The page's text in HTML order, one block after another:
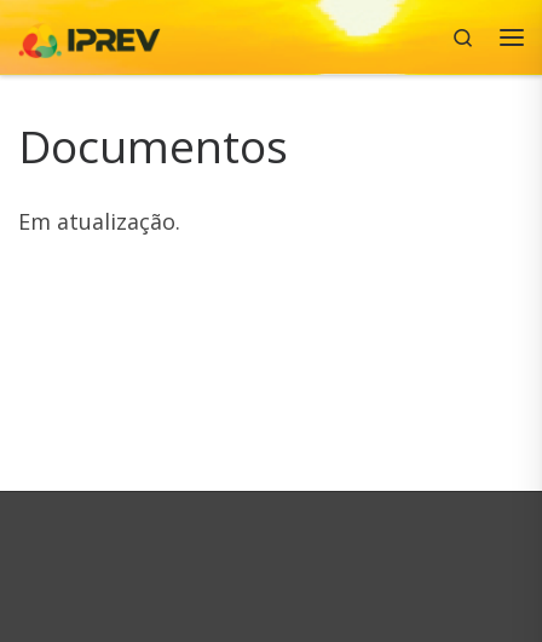
Skip to content
Search
Documentos
Em atualização.